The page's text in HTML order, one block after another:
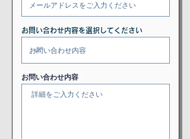
お問い合わせ内容を選択してください
お問い合わせ内容